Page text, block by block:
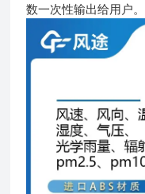
数一次性输出给用户。